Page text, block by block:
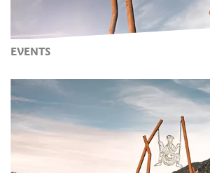
EVENTS